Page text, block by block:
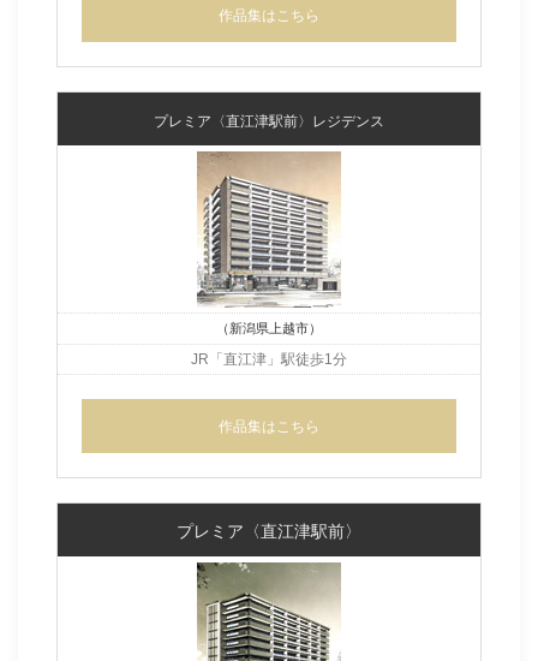
作品集はこちら
プレミア〈直江津駅前〉レジデンス
（新潟県上越市）
JR「直江津」駅徒歩1分
作品集はこちら
プレミア〈直江津駅前〉